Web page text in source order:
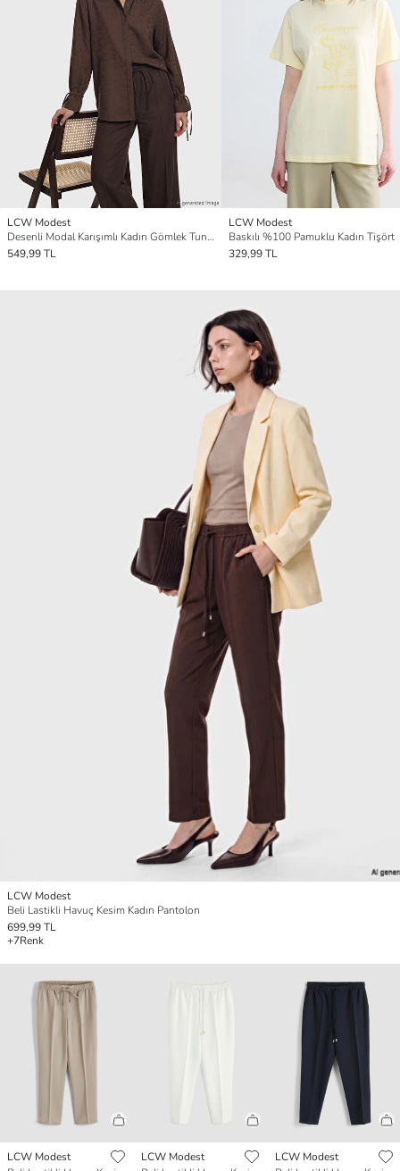
LCW Modest
Desenli Modal Karışımlı Kadın Gömlek Tunik
549,99 TL
LCW Modest
Baskılı %100 Pamuklu Kadın Tişört
329,99 TL
LCW Modest
Beli Lastikli Havuç Kesim Kadın Pantolon
699,99 TL
+7Renk
LCW Modest
LCW Modest
LCW Modest